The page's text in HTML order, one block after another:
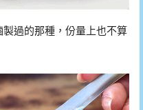
過的那種，份量上也不算